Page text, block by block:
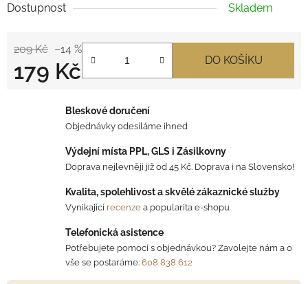
Dostupnost Skladem
209 Kč –14 %
179 Kč DO KOŠÍKU
Bleskové doručení
Objednávky odesíláme ihned
Výdejní místa PPL, GLS i Zásilkovny
Doprava nejlevněji již od 45 Kč. Doprava i na Slovensko!
Kvalita, spolehlivost a skvělé zákaznické služby
Vynikající recenze a popularita e-shopu
Telefonická asistence
Potřebujete pomoci s objednávkou? Zavolejte nám a o
vše se postaráme: 608 838 612